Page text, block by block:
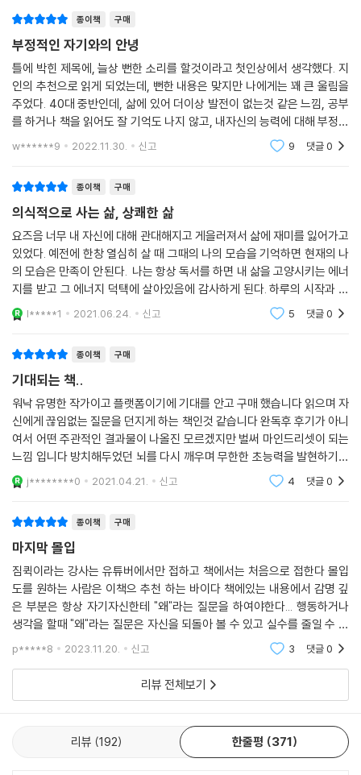
마음에 연료를 채우는 방법
제19장 AI와 한 팀으로 원하는 것을 이뤄내라
우리 뇌의 베스트 파트너, AI | 지식과 추론의 차이 | 증강지능으로 학습의
질을 높여라 | ‘인공지능’으로 ‘인간지능’을 확장하는 법 | 무한 학습을 위한
10가지 AI 프롬프트 | AI 시대, 성공의 파도를 타는 사람들 | 기술과 인간의
잠재력이 융합하는 시대 | 운전대를 잡는 건 AI가 아닌 나 자신
나오며 | 성공의 답은 내 안에 있다
부록 2. 추천 도서
주
제4부는 짐 퀵만의 노하우가 담긴 집중, 학습, 기억력, 속독, 사고법의 비
밀을 알려준다. 저자가 25년 넘게 다양한 분야의 연구와 이론을 살피고 직
접 전문가들과 만나 그들의 성공 전략이 무엇인지 이야기 나누었다. 그리
고 자신만의 노하우를 더해 그 핵심을 제4부에 담았다. 여기서 소개된 방
법을 직접 실천해본다면 누구라도 쉽게 집중력, 학습력, 기억력을 향상시
키고 방대한 정보를 효율적으로 입력하는 속독법에 능수능란해질 것이며
넓고 깊은 사고가 가능해질 것이다.
한층 더 강력하게 업그레이드 된 『마지막 몰입: 나를 넘어서는 힘』확장판!
100페이지 가량 추가된 ‘더’ 빠르고, ‘더’ 강력한 뇌 활용법!
“마지막으로 단 한 번 ‘여기까지’라는 한계를 뛰어넘는 순간”이 필요한 사
람들을 위해 이 책을 펼쳐 보아라. 이 책의 제5부에는 저자가 25년 넘게 쌓
아온 성공 전략과 노하우에 추가적으로 시대에 뒤떨어지지지 않을 추진력
코로나19가 유행한 팬데믹 기간 동안 많은 것들이 변화했다. 사무실의 책
상이 사라지고 동료들과 얼굴을 마주하고 일하지 않고도 각자의 장소에서
일할 수 있는 새로운 업무 시스템도 등장했다. 기존의 방식에서 벗어나 새
로운 환경에서 일할 때 어떻게 다른 이들과 소통하고 업무 효율성도 높일
수 있을까? 변화한 환경에 빠르게 적응하고 지식을 습득하는 ‘학습 민첩
성’을 배운다면 낯선 상황도 내 것으로 만들 수 있을 것이다.
-동물로 보는 네 가지 뇌 유형 분석 테스트
사람들과 단절되고 고립되면서 우리는 그 무엇보다 ‘소통’의 중요성을 깨
닫게 되었다. 이 책에서는 우리 뇌를 4가지 유형으로 분석하여 각각의 특
징과 그에 맞는 학습법을 배울 수 있다. 치타, 올빼미, 돌고래, 코끼리 4가
지 동물로 나눠진 뇌 유형은 자신과 다른 뇌 유형을 가진 사람들과 협력하
고 소통하는 법을 알려주며 동시에 어떻게 하면 더 효율적으로 책을 읽고,
외우고, 합리적으로 문제 해결을 할 수 있는지 가르쳐준다.
-두뇌 에너지를 샘솟게 하는 영양소 처방전
팬데믹 기간 동안 우리의 ‘건강’ 역시 새로운 화두가 되었다. 아무리 학습
시간을 늘려도 우리 몸이 그것을 뒷받침하지 않는다면 뛰어난 능력을 발휘
종이책 구매
부정적인 자기와의 안녕
틀에 박힌 제목에, 늘상 뻔한 소리를 할것이라고 첫인상에서 생각했다. 지
인의 추천으로 읽게 되었는데, 뻔한 내용은 맞지만 나에게는 꽤 큰 울림을
주었다. 40대 중반인데, 삶에 있어 더이상 발전이 없는것 같은 느낌, 공부
를 하거나 책을 읽어도 잘 기억도 나지 않고, 내자신의 능력에 대해 부정적
인 생각이 쌓여가는 요즘이었다. 내 자신의 한계라 생각하고, 내 머리를 탓
w******9 2022.11.30. 신고 9 댓글0
종이책 구매
의식적으로 사는 삶, 상쾌한 삶
요즈음 너무 내 자신에 대해 관대해지고 게을러져서 삶에 재미를 잃어가고
있었다. 예전에 한창 열심히 살 때 그때의 나의 모습을 기억하면 현재의 나
의 모습은 만족이 안된다. 나는 항상 독서를 하면 내 삶을 고양시키는 에너
지를 받고 그 에너지 덕택에 살아있음에 감사하게 된다. 하루의 시작과 끝
이 달라지고 나라는 인간이 긍정적으로 바뀐다. 내가 선택한 이 책은 마지
막몰입이라
l*****1 2021.06.24. 신고 5 댓글0
종이책 구매
기대되는 책..
워낙 유명한 작가이고 플랫폼이기에 기대를 안고 구매 했습니다 읽으며 자
신에게 끊임없는 질문을 던지게 하는 책인것 같습니다 완독후 후기가 아니
여서 어떤 주관적인 결과물이 나올진 모르겠지만 벌써 마인드리셋이 되는
느낌 입니다 방치해두었던 뇌를 다시 깨우며 무한한 초능력을 발현하기까
지 수많은 트레이닝과 암시로 지금보다 더 나은 내 자신을 만들어 보려합
j********0 2021.04.21. 신고 4 댓글0
종이책 구매
마지막 몰입
짐퀵이라는 강사는 유튜버에서만 접하고 책에서는 처음으로 접한다 몰입
도를 원하는 사람은 이책으 추천 하는 바이다 책에있는 내용에서 감명 깊
은 부분은 항상 자기자신한테 "왜"라는 질문을 하여야한다... 행동하거나
생각을 할때 "왜"라는 질문은 자신을 되돌아 볼 수 있고 실수를 줄일 수 있
다 이 책을 읽은 뒤 한번더 회독후 몰입도는 향상이 되었고 집중이 안되거
나 공부를 할때 잡
p*****8 2023.11.20. 신고 3 댓글0
리뷰 전체보기
리뷰 192 한줄평 371